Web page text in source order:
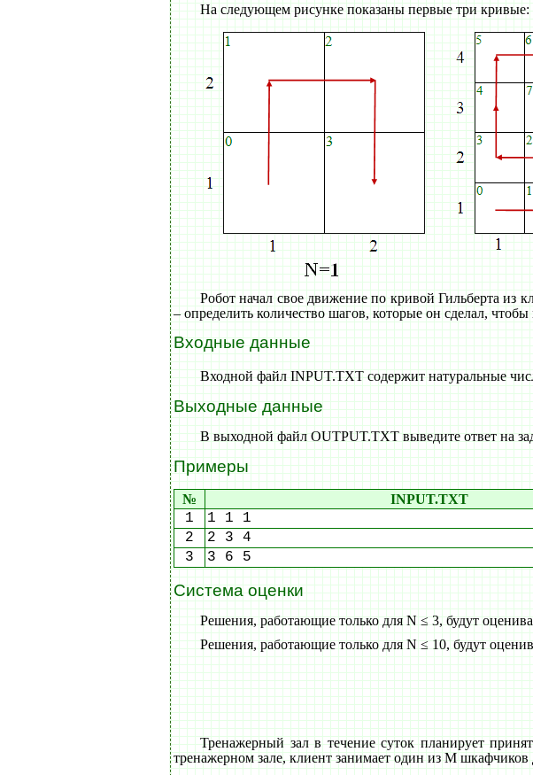
На следующем рисунке показаны первые три кривые:
Робот начал свое движение по кривой Гильберта из
– определить количество шагов, которые он сделал,
Входные данные
Входной файл INPUT.TXT содержит натуральные
Выходные данные
В выходной файл OUTPUT.TXT выведите ответ на
Примеры
№ INPUT.TXT
1 1 1 1
2
2 3 4
3
3 6 5
Система оценки
Решения, работающие только для N ≤ 3, будут
Решения, работающие только для N ≤ 10, будут
Тренажерный зал в течение суток планирует
тренажерном зале, клиент занимает один из M